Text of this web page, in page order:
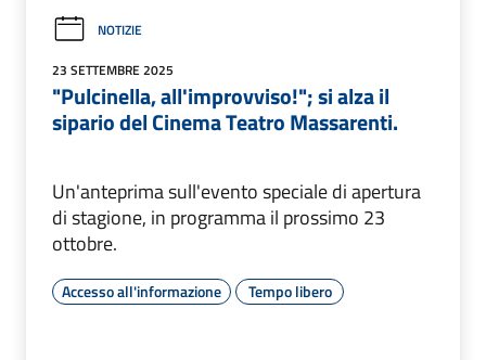
NOTIZIE
23 SETTEMBRE 2025
"Pulcinella, all'improvviso!"; si alza il
sipario del Cinema Teatro Massarenti.
Un'anteprima sull'evento speciale di apertura
di stagione, in programma il prossimo 23
ottobre.
Accesso all'informazione Tempo libero